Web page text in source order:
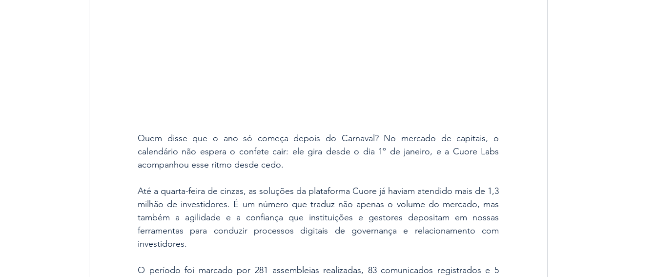
Quem disse que o ano só começa depois do Carnaval? No mercado de capitais, o
calendário não espera o confete cair: ele gira desde o dia 1º de janeiro, e a Cuore Labs
acompanhou esse ritmo desde cedo.
Até a quarta-feira de cinzas, as soluções da plataforma Cuore já haviam atendido mais de 1,3
milhão de investidores. É um número que traduz não apenas o volume do mercado, mas
também a agilidade e a confiança que instituições e gestores depositam em nossas
ferramentas para conduzir processos digitais de governança e relacionamento com
investidores.
O período foi marcado por 281 assembleias realizadas, 83 comunicados registrados e 5